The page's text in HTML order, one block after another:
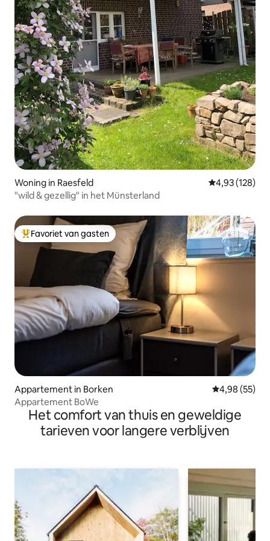
Woning in Raesfeld Gemiddelde
4,93 (128)
"wild & gezellig" in het Münsterland
Topfavoriet van gasten
Favoriet van gasten
Appartement in Borken Gemiddelde
4,98 (55)
Appartement BoWe
Het comfort van thuis en geweldige
tarieven voor langere verblijven